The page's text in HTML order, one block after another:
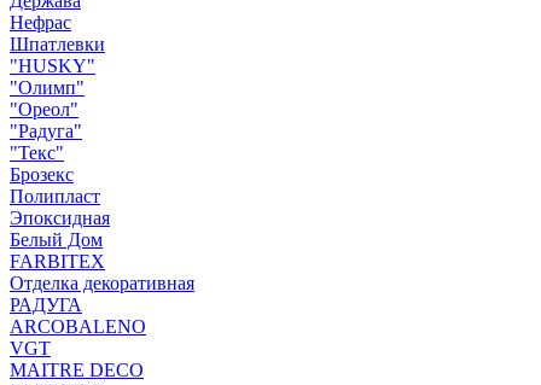
Нефрас
Шпатлевки
"HUSKY"
"Олимп"
"Ореол"
"Радуга"
"Текс"
Брозекс
Полипласт
Эпоксидная
Белый Дом
FARBITEX
Отделка декоративная
РАДУГА
ARCOBALENO
VGT
MAITRE DECO